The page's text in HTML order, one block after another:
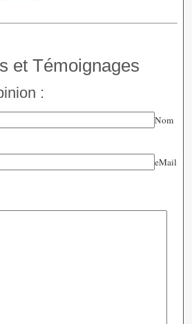
et Témoignages
:
Nom
eMail